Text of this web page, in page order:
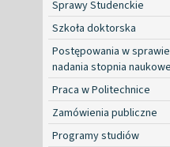
Sprawy Studenckie
Szkoła doktorska
Postępowania w sprawie
nadania stopnia
Praca w Politechnice
Zamówienia publiczne
Programy studiów